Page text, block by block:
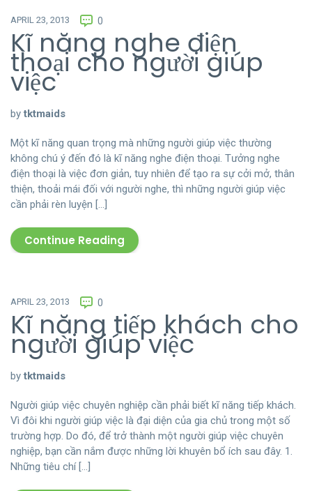
APRIL 23, 2013 0
Kĩ năng nghe điện
thoại cho người giúp
việc
by tktmaids
Một kĩ năng quan trọng mà những người giúp việc thường
không chú ý đến đó là kĩ năng nghe điện thoại. Tưởng nghe
điện thoại là việc đơn giản, tuy nhiên để tạo ra sự cởi mở, thân
thiện, thoải mái đối với người nghe, thì những người giúp việc
cần phải rèn luyện […]
Continue Reading
APRIL 23, 2013 0
Kĩ năng tiếp khách cho
người giúp việc
by tktmaids
Người giúp việc chuyên nghiệp cần phải biết kĩ năng tiếp khách.
Vì đôi khi người giúp việc là đại diện của gia chủ trong một số
trường hợp. Do đó, để trở thành một người giúp việc chuyên
nghiệp, bạn cần nắm được những lời khuyên bổ ích sau đây. 1.
Những tiêu chí […]